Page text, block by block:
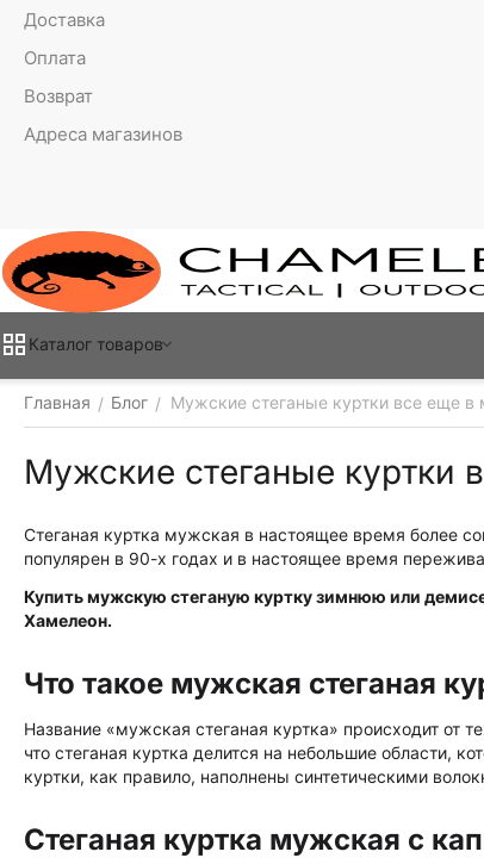
Доставка
Оплата
Возврат
Адреса магазинов
Каталог товаров
Главная / Блог / Мужские стеганые куртки все еще в
Мужские стеганые куртки
Стеганая куртка мужская в настоящее время более
популярен в 90-х годах и в настоящее время
Купить мужскую стеганую куртку зимнюю или
Хамелеон.
Что такое мужская стеганая
Название «мужская стеганая куртка» происходит от
что стеганая куртка делится на небольшие области,
куртки, как правило, наполнены синтетическими
Стеганая куртка мужская с